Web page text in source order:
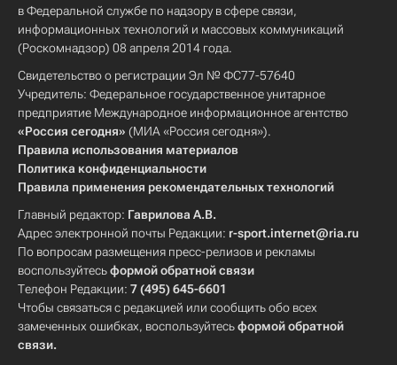
в Федеральной службе по надзору в сфере связи,
информационных технологий и массовых коммуникаций
(Роскомнадзор) 08 апреля 2014 года.
Свидетельство о регистрации Эл № ФС77-57640
Учредитель: Федеральное государственное унитарное
предприятие Международное информационное агентство
«Россия сегодня» (МИА «Россия сегодня»).
Правила использования материалов
Политика конфиденциальности
Правила применения рекомендательных технологий
Главный редактор: Гаврилова А.В.
Адрес электронной почты Редакции: r-sport.internet@ria.ru
По вопросам размещения пресс-релизов и рекламы
воспользуйтесьформой обратной связи
Телефон Редакции: 7 (495) 645-6601
Чтобы связаться с редакцией или сообщить обо всех
замеченных ошибках, воспользуйтесьформой обратной
связи.